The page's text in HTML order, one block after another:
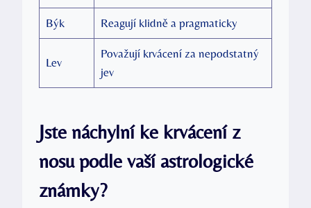
Býk Reagují klidně a pragmaticky
Lev
Považují krvácení za nepodstatný
jev
Jste náchylní ke krvácení z
nosu podle vaší astrologické
známky?